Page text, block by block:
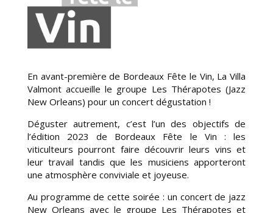
En avant-première de Bordeaux Fête le Vin, La Villa
Valmont accueille le groupe Les Thérapotes (Jazz
New Orleans) pour un concert dégustation !
Déguster autrement, c’est l’un des objectifs de
l’édition 2023 de Bordeaux Fête le Vin : les
viticulteurs pourront faire découvrir leurs vins et
leur travail tandis que les musiciens apporteront
une atmosphère conviviale et joyeuse.
Au programme de cette soirée : un concert de jazz
New Orleans avec le groupe Les Thérapotes et